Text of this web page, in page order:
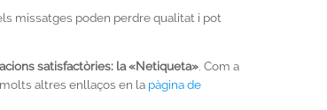
missatges poden perdre qualitat i pot
satisfactòries: la «Netiqueta» . Com a
altres enllaços en la pàgina de